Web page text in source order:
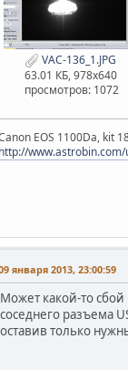
VAC-136_1.JPG
63.01 КБ, 978x640
просмотров: 1072
EOS 1100Da, kit
http://
января 2013, 23:00:59
Может какой-то сбой
соседнего разъема
оставив только